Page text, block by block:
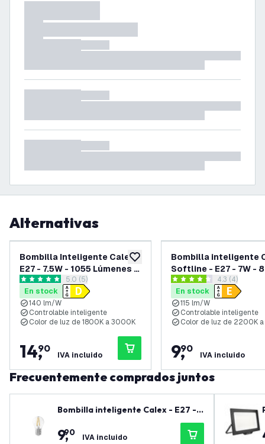
Alternativas
añadir a lista de deseos
Bombilla Inteligente Calex -
E27 - 7.5W - 1055 Lúmenes -
1800K-3000Kabrir el panel de reseñas
5 estrellas de puntuación
5.0 (5)
En stock
140 lm/W
Controlable inteligente
Color de luz de 1800K a 3000K
14,
90
IVA incluido
Bombilla inteligente
Softline - E27 - 7W -
lúmenes - 2200K -
abrir el panel
4.3 estrellas de puntuación
4.3 (4)
En stock
115 lm/W
Controlable inteligente
Color de luz de 2200K
9,
90
IVA incluido
Frecuentemente comprados juntos
Bombilla inteligente Calex - E27 -
4.9W - 470 lúmenes - 1800K - 3000
K
9,
90 IVA incluido